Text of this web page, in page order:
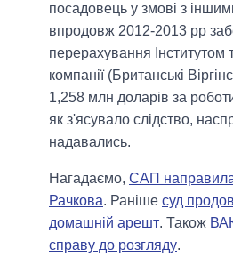
посадовець у змові з
впродовж 2012-2013 рр
перерахування Інститутом
компанії (Британські
1,258 млн доларів за
як з'ясувало слідство,
надавались.
Нагадаємо, САП
Рачкова. Раніше суд
домашній арешт. Також
справу до розгляду.